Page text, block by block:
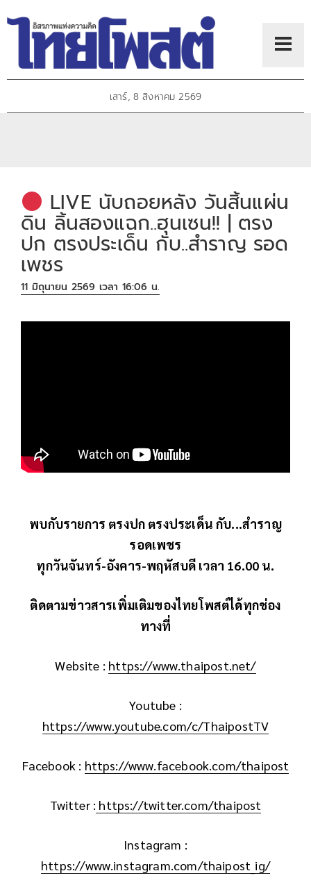
เสาร์, 8 สิงหาคม 2569
LIVE นับถอยหลัง วันสิ้นแผ่น
ดิน ลิ้นสองแฉก..ฮุนเซน!! | ตรง
ปก ตรงประเด็น กับ..สำราญ รอด
เพชร
11 มิถุนายน 2569 เวลา 16:06 น.
พบกับรายการ ตรงปก ตรงประเด็น กับ...สำราญ
รอดเพชร
ทุกวันจันทร์-อังคาร-พฤหัสบดี เวลา 16.00 น.
ติดตามข่าวสารเพิ่มเติมของไทยโพสต์ได้ทุกช่อง
ทางที่
Website : https://www.thaipost.net/
Youtube :
https://www.youtube.com/c/ThaipostTV
Facebook : https://www.facebook.com/thaipost
Twitter : https://twitter.com/thaipost
Instagram :
https://www.instagram.com/thaipost_ig/